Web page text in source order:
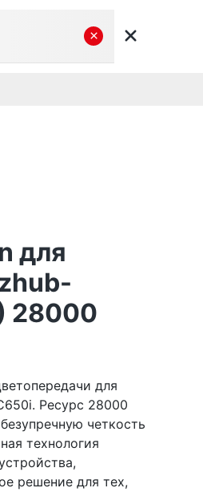
×
для
28000
для
Ресурс 28000
четкость
технология
решение для тех,